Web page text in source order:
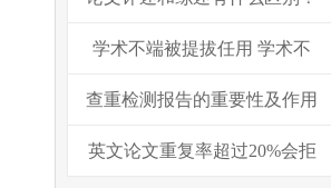
学术不端被提拔任用 学术不
查重检测报告的重要性及作用
英文论文重复率超过20%会拒